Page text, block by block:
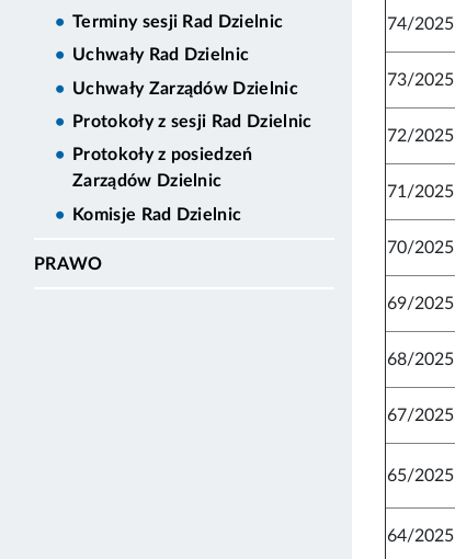
Terminy sesji Rad Dzielnic
Uchwały Rad Dzielnic
Uchwały Zarządów Dzielnic
Protokoły z sesji Rad Dzielnic
Protokoły z posiedzeń
Zarządów Dzielnic
Komisje Rad Dzielnic
PRAWO
74/2025
73/2025
72/2025
71/2025
70/2025
69/2025
68/2025
67/2025
65/2025
64/2025